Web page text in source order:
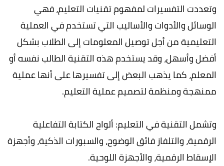
وتعددت التفسيرات لمفهوم تقنيات التعليم، فهي
الوسائل والأدوات والأساليب التي تستخدم في العملية
التعليمية من أجل توصيل المعلومات إلى الطلاب بشكل
أفضل وأسهل، وقد يستخدم هذه التقنية الطالب نفسه أو
المعلم، كما يذهب البعض إلى تفسيرها على أنها عملية
ممنهجة ومنظمة لتصميم عملية التعليم.
وتشمل التقنية في التعليم: ألواح الكتابة التفاعلية
الرقمية، والتلفاز فائق الوضوح، والسبورات الذكية، وأجهزة
الإسقاط الرقمية، والأجهزة اللوحية.